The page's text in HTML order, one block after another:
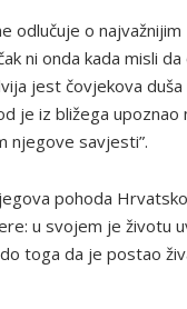
odlučuje o najvažnijim
ni onda kada misli
jest čovjekova duša
je iz bližega upoznao
njegove savjesti”.
pohoda
u svojem je životu
toga da je postao